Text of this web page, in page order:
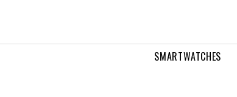
SMARTWATCHES